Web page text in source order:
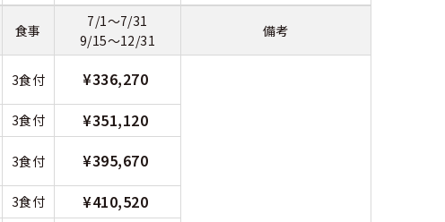
食事
7/1～7/31
9/15～12/31
備考
3食付 ¥336,270
3食付 ¥351,120
3食付 ¥395,670
3食付 ¥410,520